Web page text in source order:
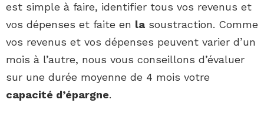
est simple à faire, identifier tous vos revenus et
vos dépenses et faite en la soustraction. Comme
vos revenus et vos dépenses peuvent varier d’un
mois à l’autre, nous vous conseillons d’évaluer
sur une durée moyenne de 4 mois votre
capacité d’épargne.